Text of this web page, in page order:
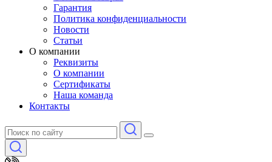
Гарантия
Политика конфиденциальности
Новости
Статьи
О компании
Реквизиты
О компании
Сертификаты
Наша команда
Контакты